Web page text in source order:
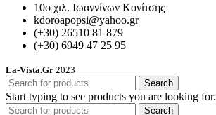
10ο χιλ. Ιωαννίνων Κονίτσης
kdoroapopsi@yahoo.gr
(+30) 26510 81 879
(+30) 6949 47 25 95
La-Vista.Gr 2023
Search
Start typing to see products you are looking for.
Search